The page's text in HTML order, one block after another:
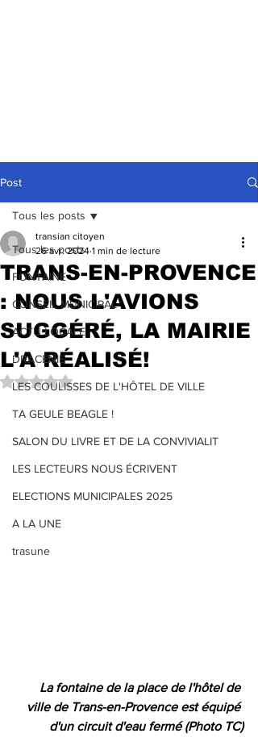
Post
Tous les posts
FONTAINE
CONSEIL MUNICIPAL
ACTU LOCALE
DRACENIE
LES COULISSES DE L'HÔTEL DE VILLE
TA GEULE BEAGLE !
SALON DU LIVRE ET DE LA CONVIVIALIT
LES LECTEURS NOUS ÉCRIVENT
ELECTIONS MUNICIPALES 2025
A LA UNE
trasune
Tous les posts
TRANS-EN-PROVENCE
: NOUS L'AVIONS
SUGGÉRÉ, LA MAIRIE
L'A RÉALISÉ!
transian citoyen
26 avr. 2024 1 min de lecture
Noté NaN étoiles sur 5.
La fontaine de la place de l'hôtel de
ville de Trans-en-Provence est équipé
d'un circuit d'eau fermé (Photo TC)